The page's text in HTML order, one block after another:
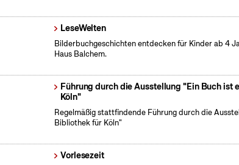
LeseWelten
Bilderbuchgeschichten entdecken für Kinder ab 4
Haus Balchem.
Führung durch die Ausstellung "Ein Buch ist
Köln"
Regelmäßig stattfindende Führung durch die
Bibliothek für Köln"
Vorlesezeit